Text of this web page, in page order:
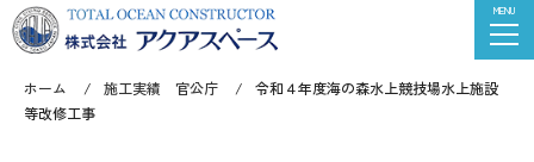
ホーム 施工実績 官公庁
令和４年度海の森水上競技場水上施設
等改修工事